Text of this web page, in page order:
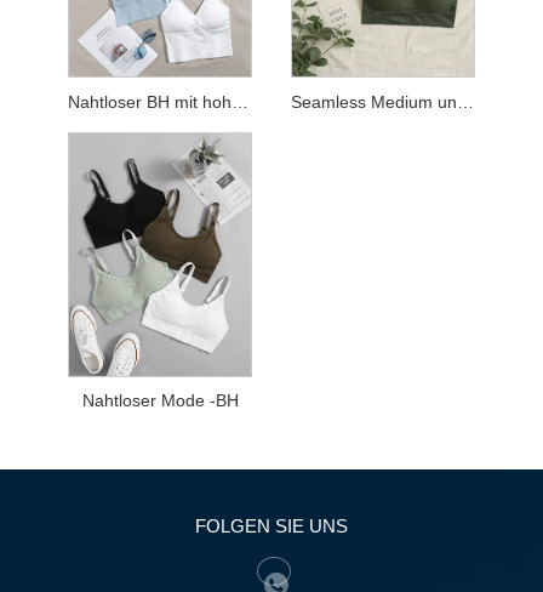
Nahtloser Mode -BH
FOLGEN SIE UNS